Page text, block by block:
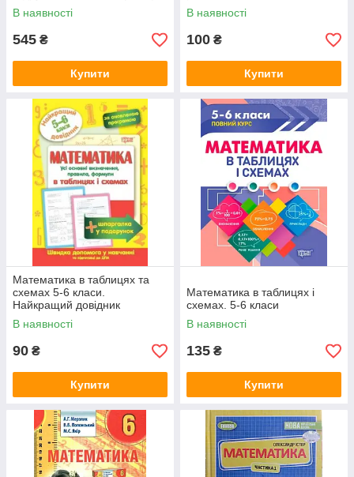
В наявності
545 ₴
Купити
В наявності
100 ₴
Купити
Математика в таблицях та
схемах 5-6 класи.
Найкращий довідник
В наявності
90 ₴
Купити
Математика в таблицях і
схемах. 5-6 класи
В наявності
135 ₴
Купити